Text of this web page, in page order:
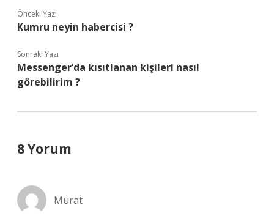
Önceki Yazı
Kumru neyin habercisi ?
Sonraki Yazı
Messenger’da kısıtlanan kişileri nasıl
görebilirim ?
8 Yorum
Murat